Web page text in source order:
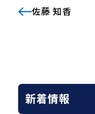
佐藤 知香
新着情報